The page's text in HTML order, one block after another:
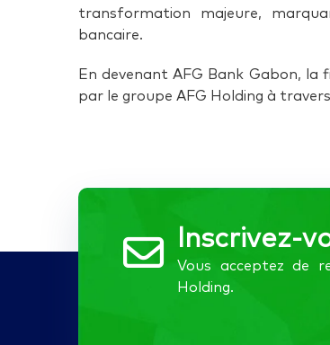
transformation majeure,
bancaire.
En devenant AFG Bank Gabon, la
par le groupe AFG Holding à
Inscrivez-
Vous acceptez de
Holding.